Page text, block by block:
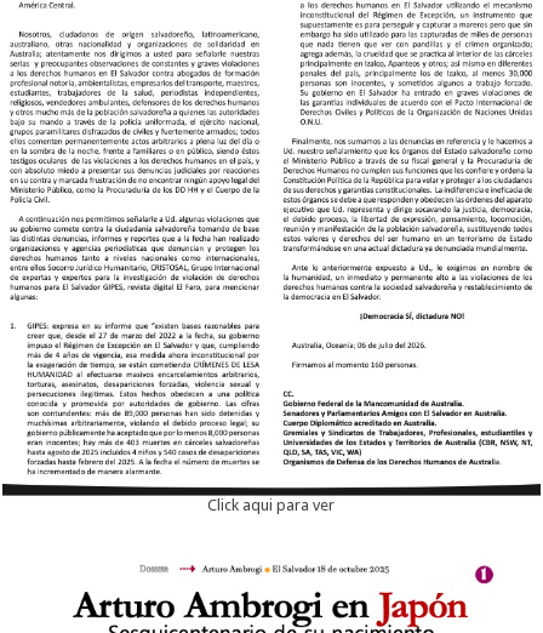
Click aqui para ver